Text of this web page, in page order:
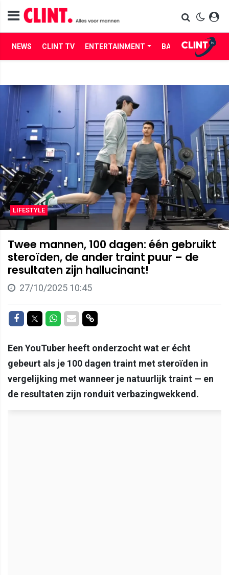
NEWS CLINT TV ENTERTAINMENT BABES LIFE
LIFESTYLE
Twee mannen, 100 dagen: één gebruikt
steroïden, de ander traint puur – de
resultaten zijn hallucinant!
27/10/2025 10:45
Delen op Facebook
Delen op Twitter
Delen op Whatsapp
Delen via Mail
Delen via link
Een YouTuber heeft onderzocht wat er écht
gebeurt als je 100 dagen traint met steroïden in
vergelijking met wanneer je natuurlijk traint — en
de resultaten zijn ronduit verbazingwekkend.